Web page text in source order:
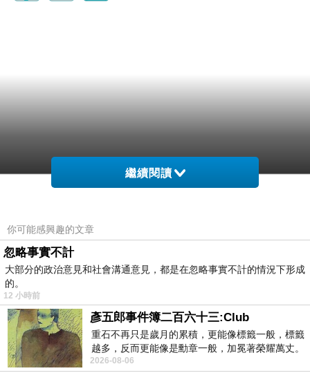
繼續閱讀
你可能感興趣的文章
忽略事實不計
大部分的政治意見和社會溝通意見，都是在忽略事實不計的情況下形成
的。
12 小時前
彥五郎事件簿二百六十三:Club
重石不再只是歲月的累積，更能像標籤一般，標籤
越多，反而更能像是勳章一般，加冕著榮耀萬丈。
習慣一如縱容，成了再難輕輕放下的罪證
2026-08-06